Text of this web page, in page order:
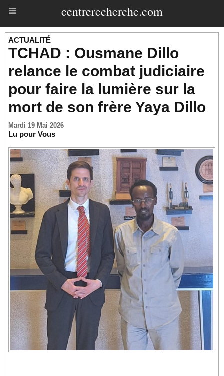
centrerecherche.com
ACTUALITÉ
TCHAD : Ousmane Dillo
relance le combat judiciaire
pour faire la lumière sur la
mort de son frère Yaya Dillo
Mardi 19 Mai 2026
Lu pour Vous